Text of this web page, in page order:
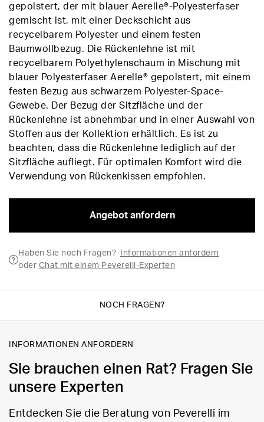
gepolstert, der mit blauer Aerelle®-Polyesterfaser
gemischt ist, mit einer Deckschicht aus
recycelbarem Polyester und einem festen
Baumwollbezug. Die Rückenlehne ist mit
recycelbarem Polyethylenschaum in Mischung mit
blauer Polyesterfaser Aerelle® gepolstert, mit einem
festen Bezug aus schwarzem Polyester-Space-
Gewebe. Der Bezug der Sitzfläche und der
Rückenlehne ist abnehmbar und in einer Auswahl von
Stoffen aus der Kollektion erhältlich. Es ist zu
beachten, dass die Rückenlehne lediglich auf der
Sitzfläche aufliegt. Für optimalen Komfort wird die
Verwendung von Rückenkissen empfohlen.
Angebot anfordern
Haben Sie noch Fragen?
Informationen anfordern
oder Chat mit einem Peverelli-Experten
NOCH FRAGEN?
INFORMATIONEN ANFORDERN
Sie brauchen einen Rat? Fragen Sie
unsere Experten
Entdecken Sie die Beratung von Peverelli im